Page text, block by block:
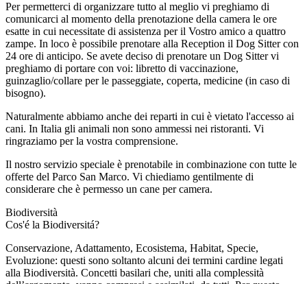
Per permetterci di organizzare tutto al meglio vi preghiamo di
comunicarci al momento della prenotazione della camera le ore
esatte in cui necessitate di assistenza per il Vostro amico a quattro
zampe. In loco è possibile prenotare alla Reception il Dog Sitter con
24 ore di anticipo. Se avete deciso di prenotare un Dog Sitter vi
preghiamo di portare con voi: libretto di vaccinazione,
guinzaglio/collare per le passeggiate, coperta, medicine (in caso di
bisogno).
Naturalmente abbiamo anche dei reparti in cui è vietato l'accesso ai
cani. In Italia gli animali non sono ammessi nei ristoranti. Vi
ringraziamo per la vostra comprensione.
Il nostro servizio speciale è prenotabile in combinazione con tutte le
offerte del Parco San Marco. Vi chiediamo gentilmente di
considerare che è permesso un cane per camera.
Biodiversità
Cos'é la Biodiversitá?
Conservazione, Adattamento, Ecosistema, Habitat, Specie,
Evoluzione: questi sono soltanto alcuni dei termini cardine legati
alla Biodiversità. Concetti basilari che, uniti alla complessità